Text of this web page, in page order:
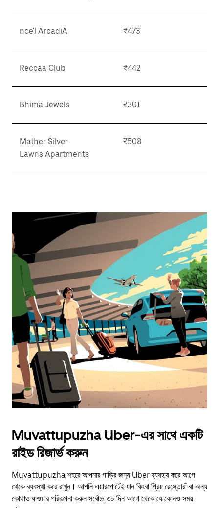
noe'l ArcadiA ₹473
Reccaa Club ₹442
Bhima Jewels ₹301
Mather Silver
Lawns Apartments
₹508
Muvattupuzha Uber-এর সাথে একটি
রাইড রিজার্ভ করুন
Muvattupuzha শহরে আপনার গাড়ির জন্য Uber ব্যবহার করে আগে
থেকে ব্যবস্থা করে রাখুন। আপনি এয়ারপোর্টেই যান কিংবা প্রিয় রেস্তোরাঁ বা অন্য
কোথাও যাওয়ার পরিকল্পনা করুন সর্বোচ্চ ৩০ দিন আগে থেকে যে কোনও সময়